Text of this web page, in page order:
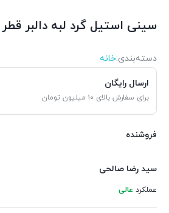
سینی استیل گرد لبه دالبر قطر 30
دسته‌بندی‌:خانه
ارسال رایگان
برای سفارش بالای ۱۰ میلیون تومان
فروشنده
سید رضا صالحی
عملکرد عالی